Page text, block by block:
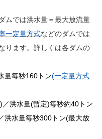
ムでは洪水量＝最大放流量
一定量方式などのダムでは
ります。詳しくは各ダムの
量毎秒160トン(一定量方式
／洪水量(暫定)毎秒約40トン
洪水量毎秒300トン(最大放